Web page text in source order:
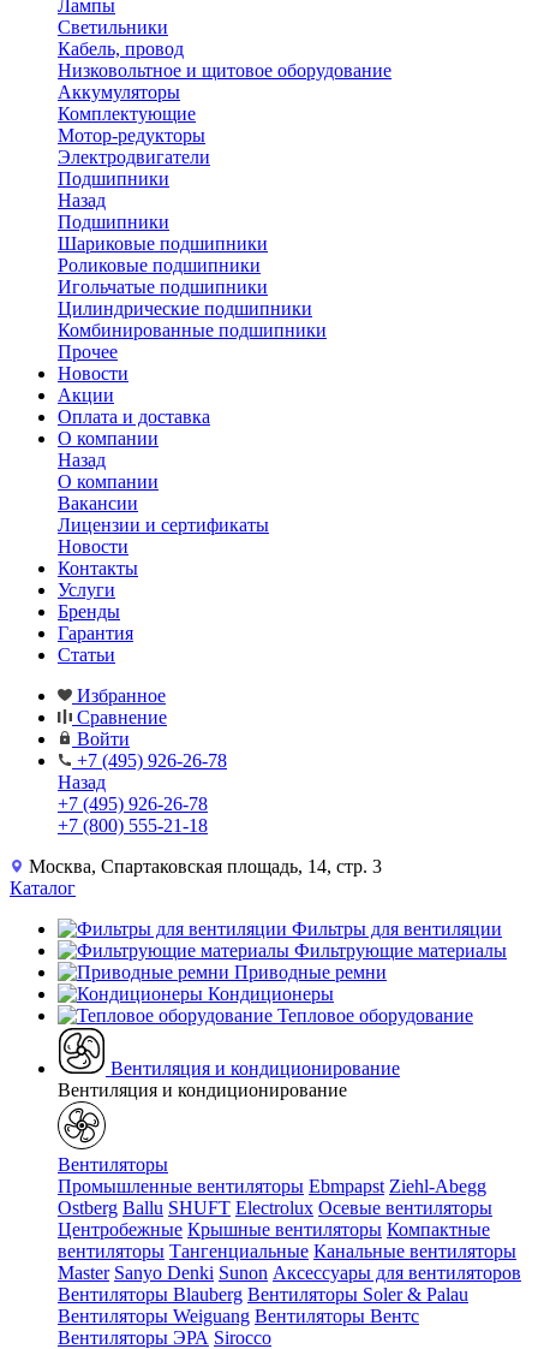
Лампы
Светильники
Кабель, провод
Низковольтное и щитовое оборудование
Аккумуляторы
Комплектующие
Мотор-редукторы
Электродвигатели
Подшипники
Назад
Подшипники
Шариковые подшипники
Роликовые подшипники
Игольчатые подшипники
Цилиндрические подшипники
Комбинированные подшипники
Прочее
Новости
Акции
Оплата и доставка
О компании
Назад
О компании
Вакансии
Лицензии и сертификаты
Новости
Контакты
Услуги
Бренды
Гарантия
Статьи
Избранное
Сравнение
Войти
+7 (495) 926-26-78
Назад
+7 (495) 926-26-78
+7 (800) 555-21-18
Москва, Спартаковская площадь, 14, стр. 3
Каталог
Фильтры для вентиляции
Фильтрующие материалы
Приводные ремни
Кондиционеры
Тепловое оборудование
Вентиляция и кондиционирование
Вентиляция и кондиционирование
Вентиляторы
Промышленные вентиляторы Ebmpapst Ziehl-Abegg
Ostberg Ballu SHUFT Electrolux Осевые вентиляторы
Центробежные Крышные вентиляторы Компактные
вентиляторы Тангенциальные Канальные вентиляторы
Master Sanyo Denki Sunon Аксессуары для вентиляторов
Вентиляторы Blauberg Вентиляторы Soler & Palau
Вентиляторы Weiguang Вентиляторы Вентс
Вентиляторы ЭРА Sirocco